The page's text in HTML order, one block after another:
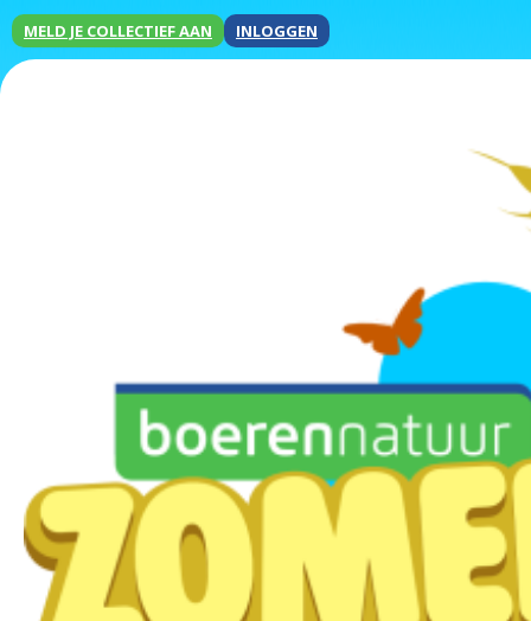
MELD JE COLLECTIEF AAN INLOGGEN